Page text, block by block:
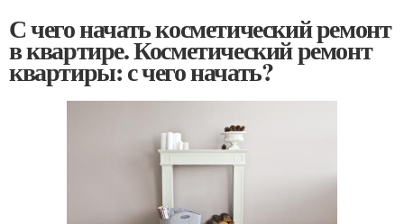
С чего начать косметический ремонт
в квартире. Косметический ремонт
квартиры: с чего начать?